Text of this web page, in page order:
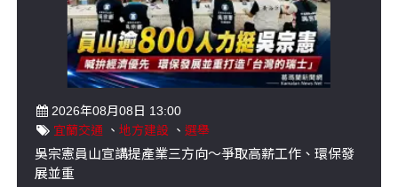
2026年08月08日 13:00
宜蘭交通 、 地方建設 、 選舉
吳宗憲員山宣講提產業三方向～爭取高薪工作、環保發
展並重